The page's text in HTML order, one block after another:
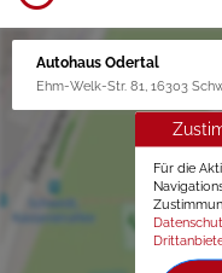
Autohaus Odertal
Ehm-Welk-Str. 81, 16303
Für die